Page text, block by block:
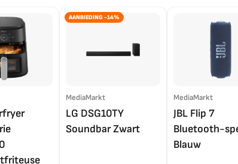
AANBIEDING -14%
MediaMarkt
LG DSG10TY
Soundbar Zwart
MediaMarkt
JBL Flip 7
Bluetooth-
Blauw